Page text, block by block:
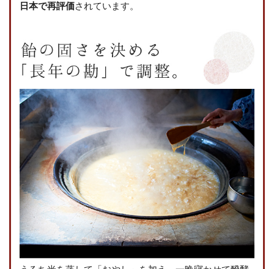
日本で再評価されています。